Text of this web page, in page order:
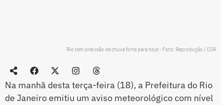
Rio tem previsão de chuva forte para hoje - Foto: Reprodução / COR
Na manhã desta terça-feira (18), a Prefeitura do Rio
de Janeiro emitiu um aviso meteorológico com nível